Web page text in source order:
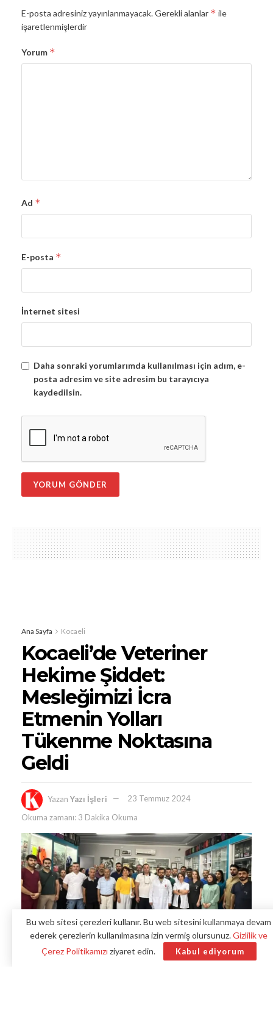
E-posta adresiniz yayınlanmayacak.Gerekli alanlar * ile
işaretlenmişlerdir
Yorum *
Ad *
E-posta *
İnternet sitesi
Daha sonraki yorumlarımda kullanılması için adım, e-
posta adresim ve site adresim bu tarayıcıya
kaydedilsin.
Ana Sayfa Kocaeli
Kocaeli’de Veteriner
Hekime Şiddet:
Mesleğimizi İcra
Etmenin Yolları
Tükenme Noktasına
Geldi
Yazan Yazı İşleri
23 Temmuz 2024
Okuma zamanı: 3 Dakika Okuma
Bu web sitesi çerezleri kullanır. Bu web sitesini kullanmaya devam
ederek çerezlerin kullanılmasına izin vermiş olursunuz.Gizlilik ve
Çerez Politikamızı ziyaret edin. Kabul ediyorum